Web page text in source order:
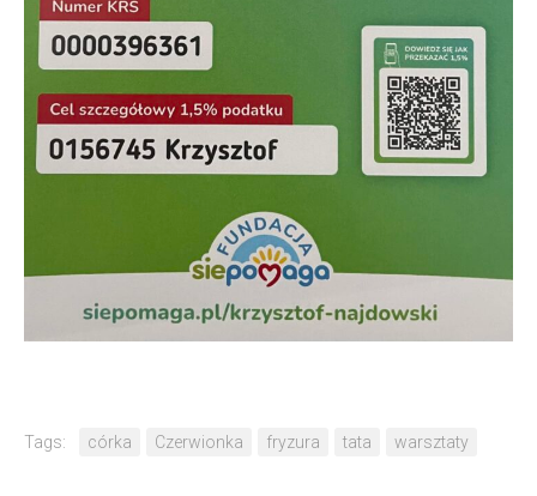
Tags: córka Czerwionka fryzura tata warsztaty